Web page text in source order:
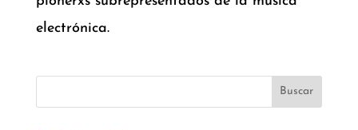
electrónica.